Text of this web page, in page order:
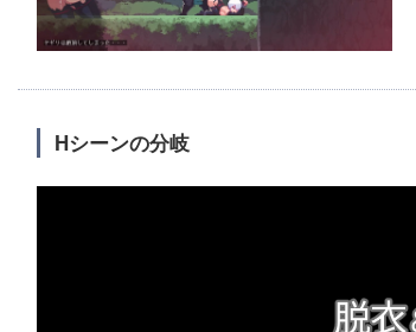
Hシーンの分岐